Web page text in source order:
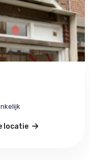
locatie